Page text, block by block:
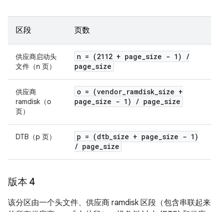
区段 页数
供应商启动头
文件（n 页）
n = (2112 + page_size - 1)
/
page_size
供应商
ramdisk（o
页）
o = (vendor_ramdisk_size +
page_size - 1) / page_size
DTB（p 页） p = (dtb_size + page_size - 1)
/ page_size
版本 4
该分区由一个头文件、供应商 ramdisk 区段（包含串联起来